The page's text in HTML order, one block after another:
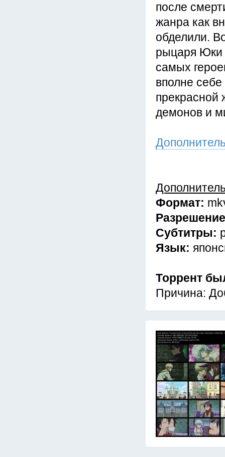
после
жанра как
обделили.
рыцаря Юки
самых
вполне
прекрасной
демонов и
Формат:
Субтитры:
Язык:
Торрент
Причина: